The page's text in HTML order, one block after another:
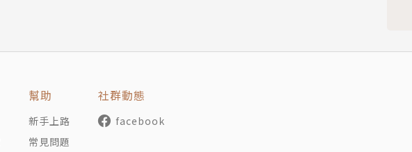
幫助
新手上路
常見問題
社群動態
facebook